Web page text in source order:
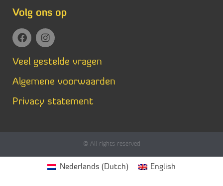
Volg ons op
Veel gestelde vragen
Algemene voorwaarden
Privacy statement
© All rights reserved
Nederlands (Dutch) English